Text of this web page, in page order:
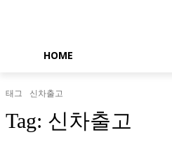
HOME
태그 신차출고
Tag: 신차출고